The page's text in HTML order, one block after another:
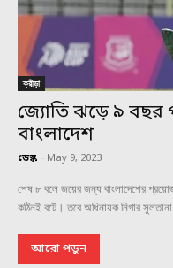
ক্রীড়া
জ্যোতি ঝড়ে ৯ বছর
বাংলাদেশ
ডেস্ক - May 9, 2023
শেষ ৮ বলে জয়ের জন্য বাংলাদেশের
কঠিনই বটে। তবে অধিনায়ক নিগার
আরো পড়ুন